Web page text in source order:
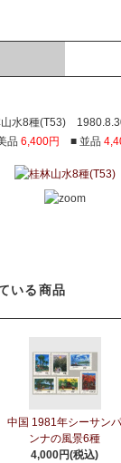
水8種(T53)
品 6,400円 ■ 並品
いる商品
中国 1981年シーサン
ンナの風景6種
4,000円(税込)